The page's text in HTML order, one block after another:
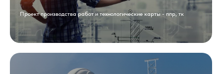
Проект производства работ и технологические карты - ппр, тк